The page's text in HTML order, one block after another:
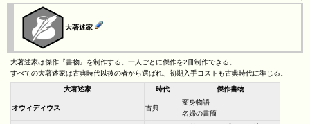
大著述家
大著述家は傑作『書物』を制作する。一人ごとに傑作を2冊制作できる。
すべての大著述家は古典時代以後の者から選ばれ、初期入手コストも古典時代に準じる。
大著述家 時代 傑作書物
オウィディウス 古典
変身物語
名婦の書簡